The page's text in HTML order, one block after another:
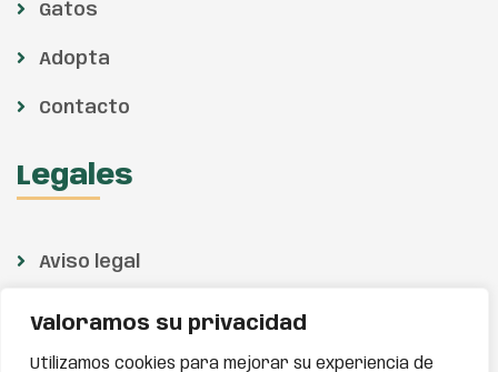
Valoramos su privacidad
Utilizamos cookies para mejorar su experiencia de
Gatos
Adopta
Contacto
Legales
Aviso legal
Política de privacidad
Política de cookies